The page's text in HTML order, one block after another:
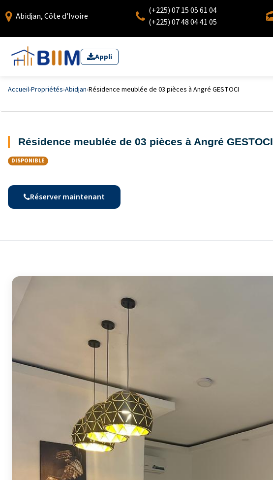
Abidjan, Côte d'Ivoire
(+225) 07 15 05 61 04
(+225) 07 48 04 41 05
Appli
Accueil›Propriétés›Abidjan›Résidence meublée de 03 pièces à Angré GESTOCI
Résidence meublée de 03 pièces à Angré GESTOCI
DISPONIBLE
Réserver maintenant